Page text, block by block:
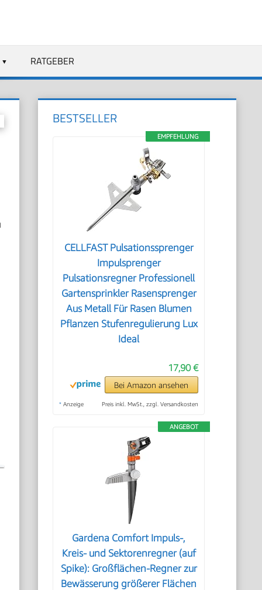
RATGEBER
BESTSELLER
EMPFEHLUNG
CELLFAST Pulsationssprenger
Impulsprenger
Pulsationsregner Professionell
Gartensprinkler Rasensprenger
Aus Metall Für Rasen Blumen
Pflanzen Stufenregulierung Lux
Ideal
17,90 €
Bei Amazon ansehen
* Anzeige Preis inkl. MwSt., zzgl. Versandkosten
ANGEBOT
Gardena Comfort Impuls-,
Kreis- und Sektorenregner (auf
Spike): Großflächen-Regner zur
Bewässerung größerer Flächen